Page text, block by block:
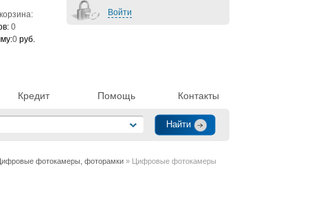
Кредит Помощь Контакты
Войти
0
0 руб.
фотокамеры, фоторамки » Цифровые фотокамеры